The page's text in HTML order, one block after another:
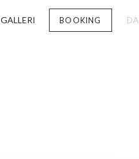
GALLERI BOOKING DA